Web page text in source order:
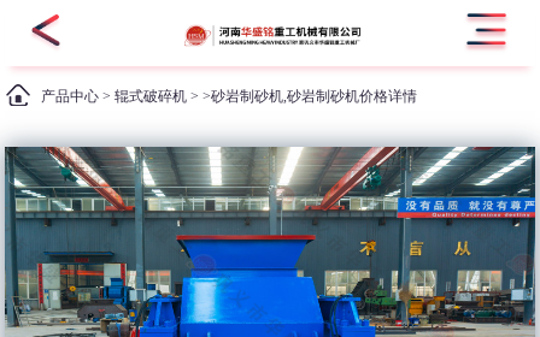
产品中心 >辊式破碎机 > >砂岩制砂机,砂岩制砂机价格详情